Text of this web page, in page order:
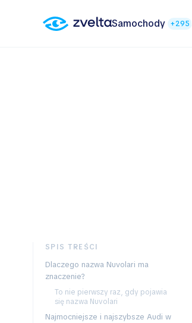
Samochody +295
SPIS TREŚCI
Dlaczego nazwa Nuvolari ma
znaczenie?
To nie pierwszy raz, gdy pojawia
się nazwa Nuvolari
Najmocniejsze i najszybsze Audi w